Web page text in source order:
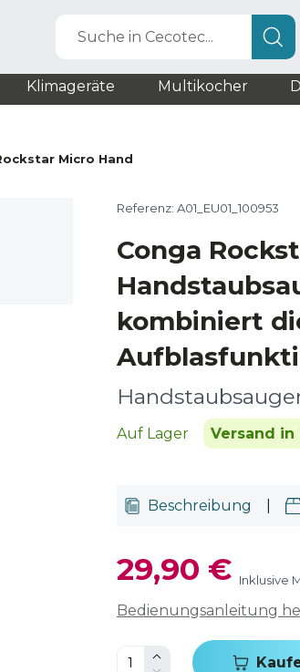
Suche in Cecotec...
Klimageräte Multikocher
Micro Hand
Referenz: A01_EU01_100953
Conga
kombiniert
Auf Lager Versand in
Beschreibung
29,90 € Inklusive
Bedienungsanleitung